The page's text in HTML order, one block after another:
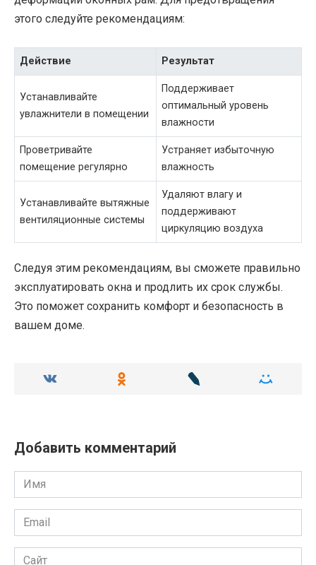
этого следуйте рекомендациям:
Действие Результат
Устанавливайте
увлажнители в помещении
Поддерживает
оптимальный уровень
влажности
Проветривайте
помещение регулярно
Устраняет избыточную
влажность
Устанавливайте вытяжные
вентиляционные системы
Удаляют влагу и
поддерживают
циркуляцию воздуха
Следуя этим рекомендациям, вы сможете правильно
эксплуатировать окна и продлить их срок службы.
Это поможет сохранить комфорт и безопасность в
вашем доме.
Добавить комментарий
Имя
Email
Сайт